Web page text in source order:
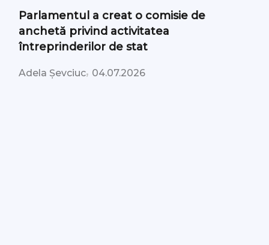
Parlamentul a creat o comisie de
anchetă privind activitatea
întreprinderilor de stat
Adela Șevciuc, 04.07.2026